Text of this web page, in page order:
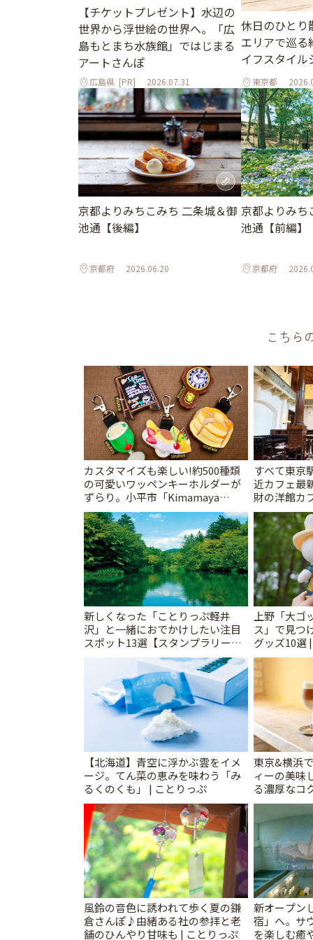
【チケットプレゼント】水辺の
世界から浮世絵の世界へ。「広
島もとまち水族館」ではじまる
アートさんぽ
広島県 [PR] 2026.07.31
休日のひと
エリアで巡る
イフスタイル
東京都
京都よりみちこみち 二条城＆御
池通【後編】
京都府 2026.06.20
京都よりみち
池通【前編】
京都府
こちら
カスタマイズも楽しい!約500種類
の可愛いワッペンキーホルダーが
ずらり。小平市「Kimamaya
T&K」 | ことりっぷ
すべて東京
近カフェ最
財の洋館カ
レトロ喫茶
新しくなった「ことりっぷ軽井
沢」と一緒におでかけしたい注目
スポット13選【スタンプラリー開
催中】 | ことりっぷ
上野「大ゴ
ス」で見つ
グッズ10選
【北海道】青空に浮かぶ雲をイメ
ージ。てん菜の恵みを味わう「み
るくのくも」 | ことりっぷ
東京&横浜
ィーの美味
る濃厚なコ
ティータイ
風鈴の音色に誘われて歩く夏の鎌
倉さんぽ♪由緒ある社の参拝と老
舗のひんやり甘味も | ことりっぷ
新オープン
宿」へ。サ
を楽しむ癒